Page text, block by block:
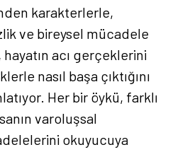
karakterlerle,
ve bireysel mücadele
acı gerçeklerini
nasıl başa çıktığını
Her bir öykü, farklı
varoluşsal
okuyucuya